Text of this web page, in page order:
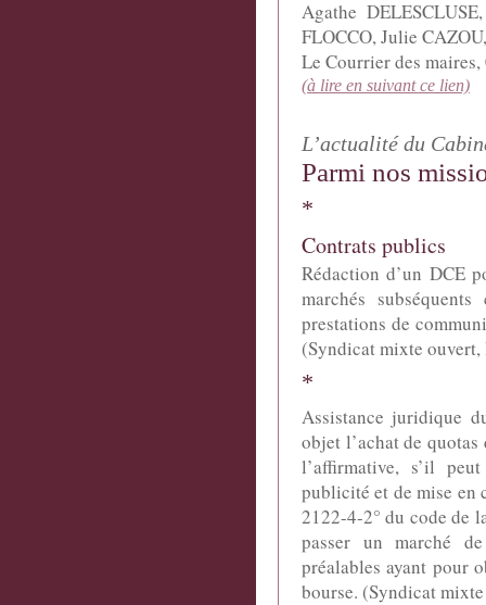
Agathe DELESCLUSE
FLOCCO, Julie CAZOU
Le Courrier des
(à lire en suivant ce lien)
L’actualité du
Parmi nos
*
Contrats publics
Rédaction d’un DCE
marchés
prestations de
(Syndicat mixte
*
Assistance juridique
objet l’achat de
l’affirmative, s’il
publicité et de mise en
2122-4-2° du code de
passer un marché
préalables ayant pour
bourse. (Syndicat